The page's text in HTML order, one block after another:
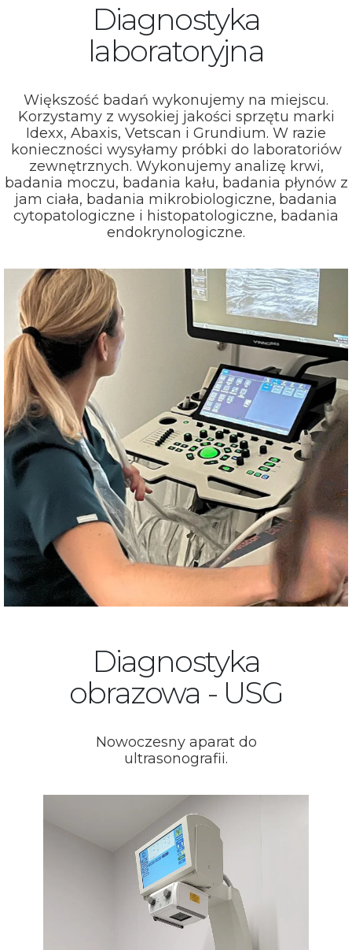
Diagnostyka
laboratoryjna
Większość badań wykonujemy na miejscu.
Korzystamy z wysokiej jakości sprzętu marki
Idexx, Abaxis, Vetscan i Grundium. W razie
konieczności wysyłamy próbki do laboratoriów
zewnętrznych. Wykonujemy analizę krwi,
badania moczu, badania kału, badania płynów z
jam ciała, badania mikrobiologiczne, badania
cytopatologiczne i histopatologiczne, badania
endokrynologiczne.
Diagnostyka
obrazowa - USG
Nowoczesny aparat do
ultrasonografii.